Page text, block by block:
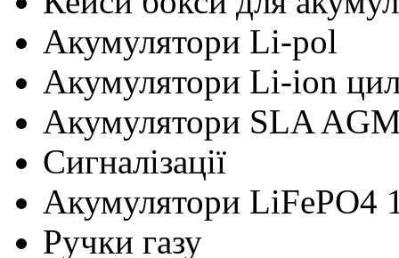
Акумулятори Li-pol
Акумулятори Li-ion
Акумулятори SLA
Сигналізації
Акумулятори LiFePO4
Ручки газу